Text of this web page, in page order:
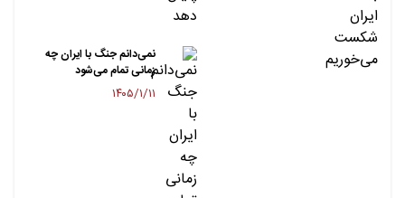
نمی‌دانم جنگ با ایران چه
زمانی تمام می‌شود
۱۴۰۵/۱/۱۱